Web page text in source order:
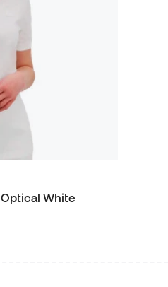
Optical White